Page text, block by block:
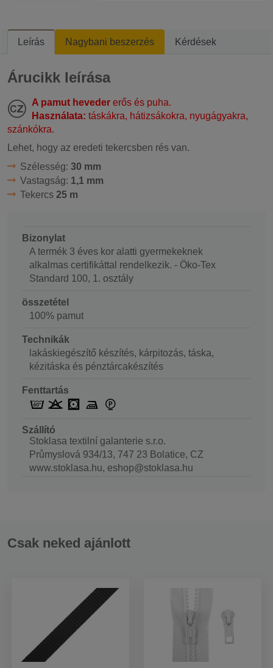
Leírás Nagybani beszerzés Kérdések
Árucikk leírása
A pamut heveder erős és puha.
Használata: táskákra, hátizsákokra, nyugágyakra,
szánkókra.
Lehet, hogy az eredeti tekercsben rés van.
Szélesség: 30 mm
Vastagság: 1,1 mm
Tekercs 25 m
Bizonylat
A termék 3 éves kor alatti gyermekeknek
alkalmas certifikáttal rendelkezik. - Öko-Tex
Standard 100, 1. osztály
összetétel
100% pamut
Technikák
lakáskiegészítő készítés, kárpitozás, táska,
kézitáska és pénztárcakészítés
Fenttartás
Szállító
Stoklasa textilní galanterie s.r.o.
Průmyslová 934/13, 747 23 Bolatice, CZ
www.stoklasa.hu, eshop@stoklasa.hu
Csak neked ajánlott